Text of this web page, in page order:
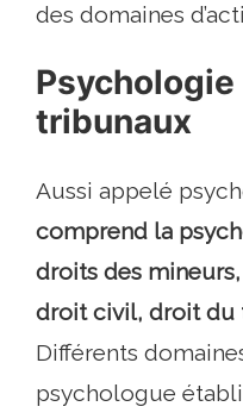
des domaines
tribunaux
Aussi appelé
comprend la
droits des
droit civil, droit du
Différents
psychologue